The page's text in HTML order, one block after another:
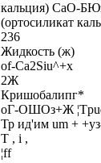
кальция) СаО-
(ортосиликат
236
Жидкость (ж)
of-Ca2Siu^+x
2Ж
Кришобалипг*
оГ-ОШОз+Ж
Тр ид'им um +
Т , i ,
¦ff